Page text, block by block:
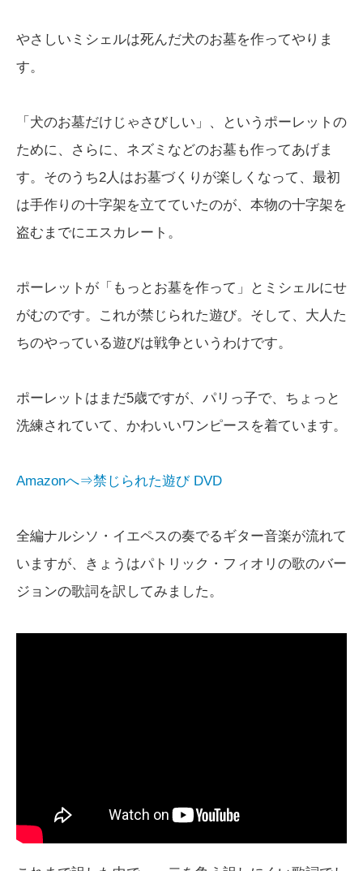
やさしいミシェルは死んだ犬のお墓を作ってやりま
す。
「犬のお墓だけじゃさびしい」、というポーレットの
ために、さらに、ネズミなどのお墓も作ってあげま
す。そのうち2人はお墓づくりが楽しくなって、最初
は手作りの十字架を立てていたのが、本物の十字架を
盗むまでにエスカレート。
ポーレットが「もっとお墓を作って」とミシェルにせ
がむのです。これが禁じられた遊び。そして、大人た
ちのやっている遊びは戦争というわけです。
ポーレットはまだ5歳ですが、パリっ子で、ちょっと
洗練されていて、かわいいワンピースを着ています。
Amazonへ⇒禁じられた遊び DVD
全編ナルシソ・イエペスの奏でるギター音楽が流れて
いますが、きょうはパトリック・フィオリの歌のバー
ジョンの歌詞を訳してみました。